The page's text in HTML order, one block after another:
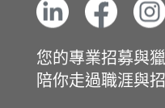
您的專業招募與
陪你走過職涯與